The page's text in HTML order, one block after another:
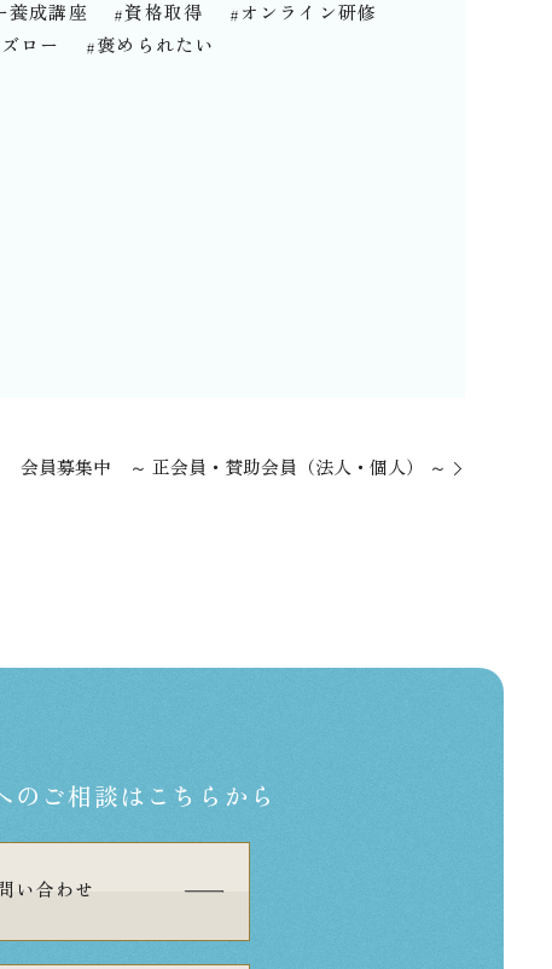
成講座 #資格取得 #オンライン研修
ロー #褒められたい
⁡会員募集中 ～ 正会員・賛助会員（法人・個人） ～
の ご相談はこちらから
い合わせ